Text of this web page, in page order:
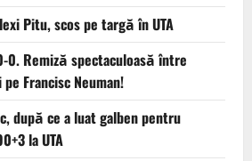
Pitu, scos pe targă în UTA
0. Remiză spectaculoasă între
Francisc Neuman!
după ce a luat galben pentru
la UTA